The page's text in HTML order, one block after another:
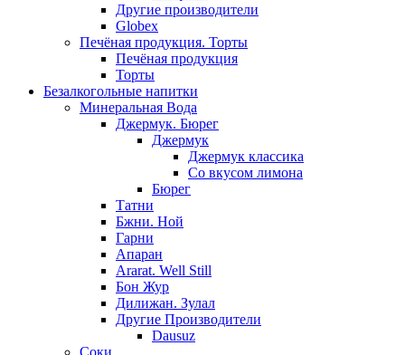
Другие производители
Globex
Печёная продукция. Торты
Печёная продукция
Торты
Безалкогольные напитки
Минеральная Вода
Джермук. Бюрег
Джермук
Джермук классика
Со вкусом лимона
Бюрег
Татни
Бжни. Ной
Гарни
Апаран
Ararat. Well Still
Бон Жур
Дилижан. Зулал
Другие Производители
Dausuz
Соки